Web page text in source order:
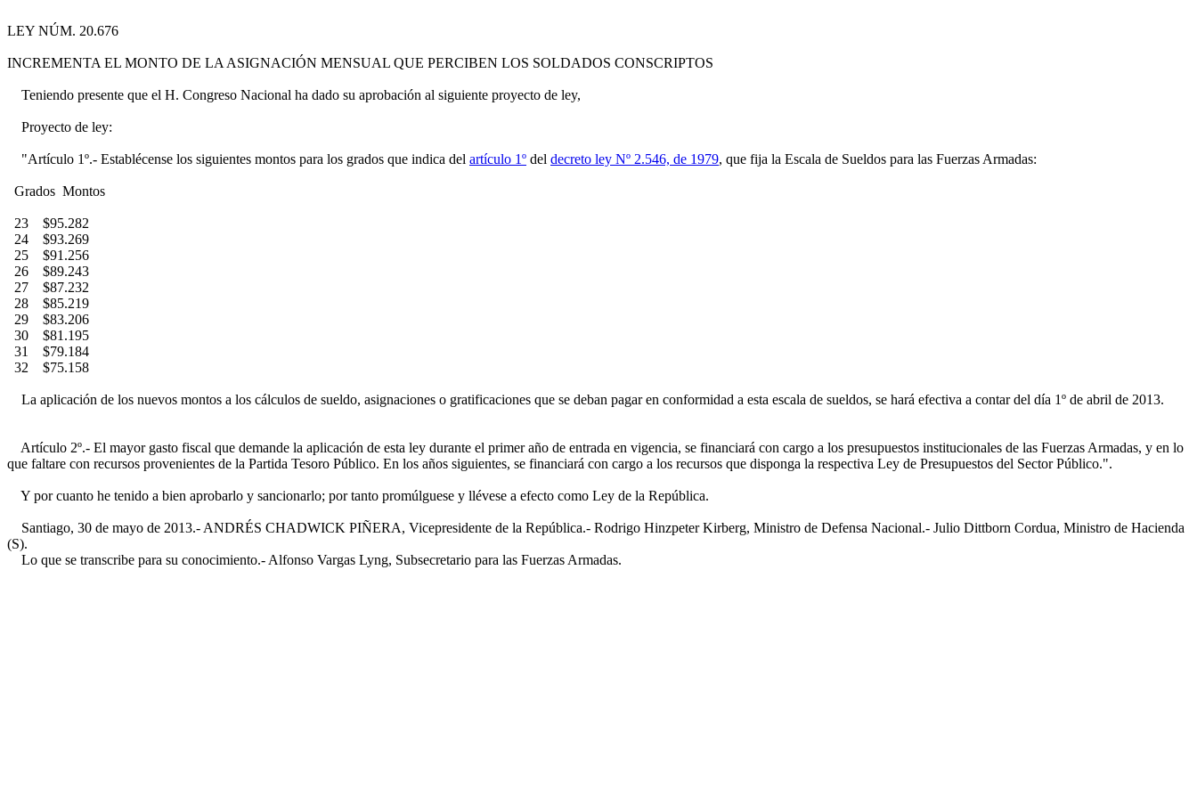
LEY NÚM. 20.676
INCREMENTA EL MONTO DE LA ASIGNACIÓN MENSUAL QUE PERCIBEN LOS SOLDADOS CONSCRIPTOS
Teniendo presente que el H. Congreso Nacional ha dado su aprobación al siguiente proyecto de ley,
Proyecto de ley:
"Artículo 1º.- Establécense los siguientes montos para los grados que indica del artículo 1º del decreto ley Nº 2.546, de 1979, que fija la Escala de Sueldos para las Fuerzas Armadas:
Grados Montos
23 $95.282
24 $93.269
25 $91.256
26 $89.243
27 $87.232
28 $85.219
29 $83.206
30 $81.195
31 $79.184
32 $75.158
La aplicación de los nuevos montos a los cálculos de sueldo, asignaciones o gratificaciones que se deban pagar en conformidad a esta escala de sueldos, se hará efectiva a contar del día 1º de abril de 2013.
Artículo 2º.- El mayor gasto fiscal que demande la aplicación de esta ley durante el primer año de entrada en vigencia, se financiará con cargo a los presupuestos institucionales de las Fuerzas Armadas, y en lo
que faltare con recursos provenientes de la Partida Tesoro Público. En los años siguientes, se financiará con cargo a los recursos que disponga la respectiva Ley de Presupuestos del Sector Público.".
Y por cuanto he tenido a bien aprobarlo y sancionarlo; por tanto promúlguese y llévese a efecto como Ley de la República.
Santiago, 30 de mayo de 2013.- ANDRÉS CHADWICK PIÑERA, Vicepresidente de la República.- Rodrigo Hinzpeter Kirberg, Ministro de Defensa Nacional.- Julio Dittborn Cordua, Ministro de Hacienda
(S).
Lo que se transcribe para su conocimiento.- Alfonso Vargas Lyng, Subsecretario para las Fuerzas Armadas.